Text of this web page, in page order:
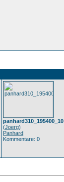
panhard310_195400_10
(Joerg)
Panhard
Kommentare: 0